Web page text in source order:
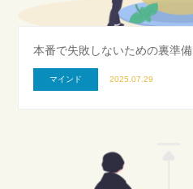
本番で失敗しないための裏準備
マインド 2025.07.29